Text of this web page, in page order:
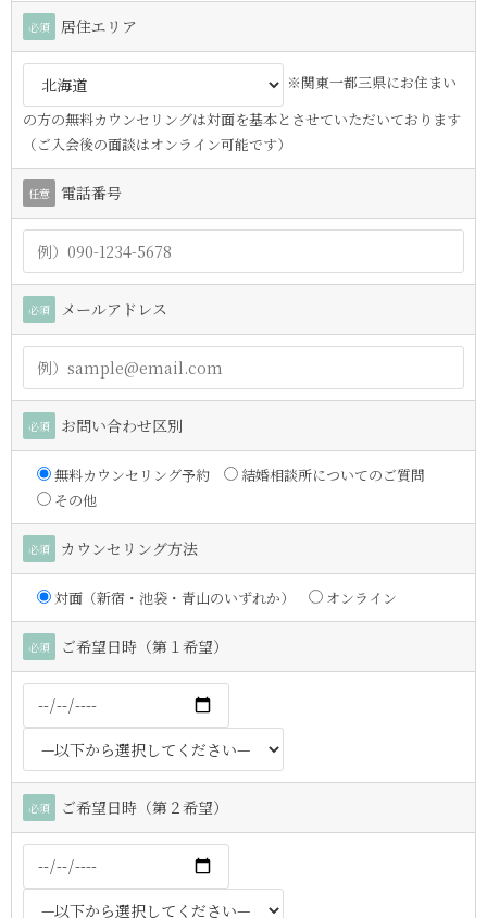
必須 居住エリア
※関東一都三県にお住まい
の方の無料カウンセリングは対面を基本とさせていただいております
（ご入会後の面談はオンライン可能です）
任意 電話番号
必須 メールアドレス
必須 お問い合わせ区別
無料カウンセリング予約
結婚相談所についてのご質問
その他
必須 カウンセリング方法
対面（新宿・池袋・青山のいずれか） オンライン
必須 ご希望日時（第１希望）
必須 ご希望日時（第２希望）